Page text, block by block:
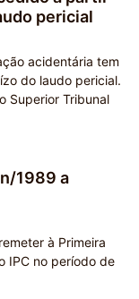
pericial
acidentária tem
do laudo pericial.
Superior Tribunal
1989 a
à Primeira
IPC no período de